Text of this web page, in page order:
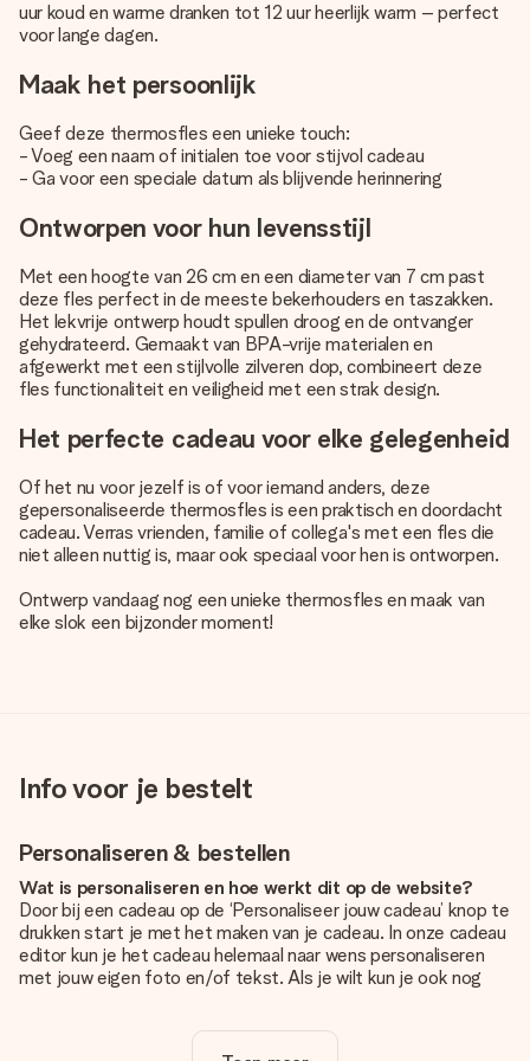
uur koud en warme dranken tot 12 uur heerlijk warm – perfect
voor lange dagen.
Maak het persoonlijk
Geef deze thermosfles een unieke touch:
- Voeg een naam of initialen toe voor stijvol cadeau
- Ga voor een speciale datum als blijvende herinnering
Ontworpen voor hun levensstijl
Met een hoogte van 26 cm en een diameter van 7 cm past
deze fles perfect in de meeste bekerhouders en taszakken.
Het lekvrije ontwerp houdt spullen droog en de ontvanger
gehydrateerd. Gemaakt van BPA-vrije materialen en
afgewerkt met een stijlvolle zilveren dop, combineert deze
fles functionaliteit en veiligheid met een strak design.
Het perfecte cadeau voor elke gelegenheid
Of het nu voor jezelf is of voor iemand anders, deze
gepersonaliseerde thermosfles is een praktisch en doordacht
cadeau. Verras vrienden, familie of collega's met een fles die
niet alleen nuttig is, maar ook speciaal voor hen is ontworpen.
Ontwerp vandaag nog een unieke thermosfles en maak van
elke slok een bijzonder moment!
Info voor je bestelt
Personaliseren & bestellen
Wat is personaliseren en hoe werkt dit op de website?
Door bij een cadeau op de ‘Personaliseer jouw cadeau’ knop te
drukken start je met het maken van je cadeau. In onze cadeau
editor kun je het cadeau helemaal naar wens personaliseren
met jouw eigen foto en/of tekst. Als je wilt kun je ook nog